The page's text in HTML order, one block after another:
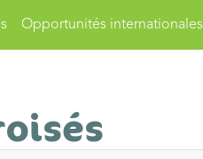
Opportunités internationales